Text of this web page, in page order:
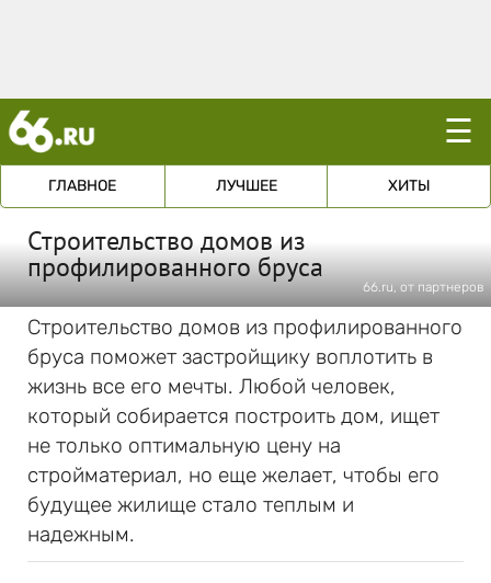
☰
ГЛАВНОЕ ЛУЧШЕЕ ХИТЫ
Строительство домов из
профилированного бруса
66.ru, от партнеров
Строительство домов из профилированного
бруса поможет застройщику воплотить в
жизнь все его мечты. Любой человек,
который собирается построить дом, ищет
не только оптимальную цену на
стройматериал, но еще желает, чтобы его
будущее жилище стало теплым и
надежным.